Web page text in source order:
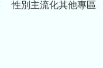
性別主流化其他專區